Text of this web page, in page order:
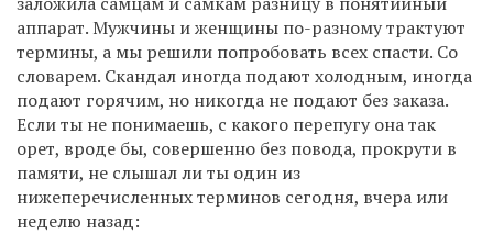
аппарат. Мужчины и женщины по-разному трактуют
термины, а мы решили попробовать всех спасти. Со
словарем. Скандал иногда подают холодным, иногда
подают горячим, но никогда не подают без заказа.
Если ты не понимаешь, с какого перепугу она так
орет, вроде бы, совершенно без повода, прокрути в
памяти, не слышал ли ты один из
нижеперечисленных терминов сегодня, вчера или
неделю назад: